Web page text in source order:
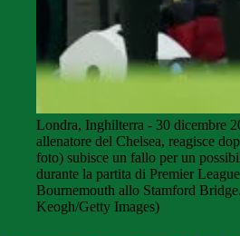
Londra, Inghilterra - 30 dicembre
allenatore del Chelsea, reagisce
foto) subisce un fallo per un
durante la partita di Premier
Bournemouth allo Stamford
Keogh/Getty Images)